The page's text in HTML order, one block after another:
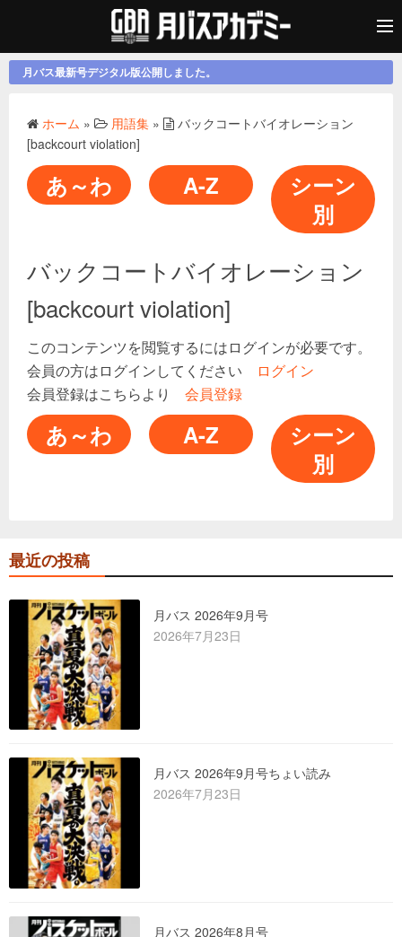
月バス最新号デジタル版公開しました。
ホーム » 用語集 »
バックコートバイオレーション
[backcourt violation]
あ～わ A-Z
シーン
別
バックコートバイオレーション
[backcourt violation]
このコンテンツを閲覧するにはログインが必要です。
会員の方はログインしてください
ログイン
会員登録はこちらより 会員登録
あ～わ A-Z
シーン
別
最近の投稿
月バス 2026年9月号
2026年7月23日
月バス 2026年9月号ちょい読み
2026年7月23日
月バス 2026年8月号